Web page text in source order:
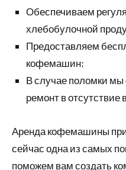
Обеспечиваем
хлебобулочной
Предоставляем
кофемашин;
В случае поломки
ремонт в отсутствие
Аренда кофемашины
сейчас одна из самых
поможем вам создать